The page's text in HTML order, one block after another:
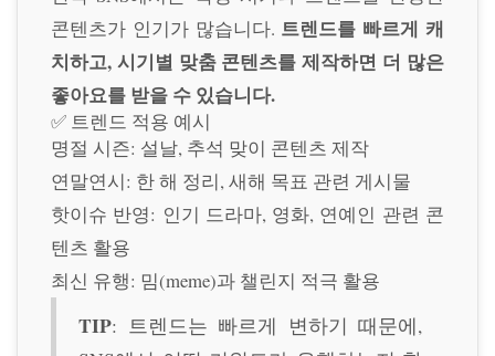
콘텐츠가 인기가 많습니다. 트렌드를 빠르게 캐
치하고, 시기별 맞춤 콘텐츠를 제작하면 더 많은
좋아요를 받을 수 있습니다.
✅ 트렌드 적용 예시
명절 시즌: 설날, 추석 맞이 콘텐츠 제작
연말연시: 한 해 정리, 새해 목표 관련 게시물
핫이슈 반영: 인기 드라마, 영화, 연예인 관련 콘
텐츠 활용
최신 유행: 밈(meme)과 챌린지 적극 활용
TIP: 트렌드는 빠르게 변하기 때문에,